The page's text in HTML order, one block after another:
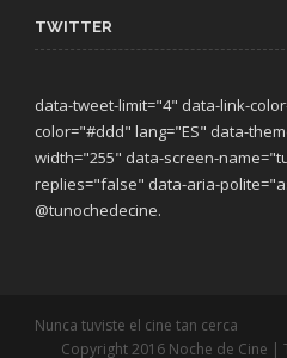
TWITTER
data-tweet-limit="4" data-link-
color="#ddd" lang="ES" data-
width="255" data-screen-
replies="false" data-aria-
@tunochedecine.
Nunca tuviste el cine tan cerca
Copyright 2016 Noche de Cine